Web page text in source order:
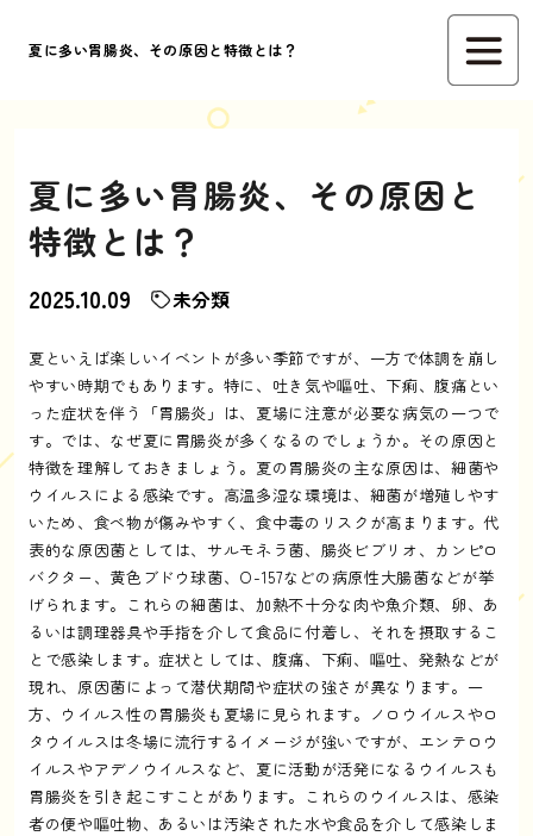
夏に多い胃腸炎、その原因と特徴とは？
夏に多い胃腸炎、その原因と
特徴とは？
2025.10.09 未分類
夏といえば楽しいイベントが多い季節ですが、一方で体調を崩し
やすい時期でもあります。特に、吐き気や嘔吐、下痢、腹痛とい
った症状を伴う「胃腸炎」は、夏場に注意が必要な病気の一つで
す。では、なぜ夏に胃腸炎が多くなるのでしょうか。その原因と
特徴を理解しておきましょう。夏の胃腸炎の主な原因は、細菌や
ウイルスによる感染です。高温多湿な環境は、細菌が増殖しやす
いため、食べ物が傷みやすく、食中毒のリスクが高まります。代
表的な原因菌としては、サルモネラ菌、腸炎ビブリオ、カンピロ
バクター、黄色ブドウ球菌、O-157などの病原性大腸菌などが挙
げられます。これらの細菌は、加熱不十分な肉や魚介類、卵、あ
るいは調理器具や手指を介して食品に付着し、それを摂取するこ
とで感染します。症状としては、腹痛、下痢、嘔吐、発熱などが
現れ、原因菌によって潜伏期間や症状の強さが異なります。一
方、ウイルス性の胃腸炎も夏場に見られます。ノロウイルスやロ
タウイルスは冬場に流行するイメージが強いですが、エンテロウ
イルスやアデノウイルスなど、夏に活動が活発になるウイルスも
胃腸炎を引き起こすことがあります。これらのウイルスは、感染
者の便や嘔吐物、あるいは汚染された水や食品を介して感染しま